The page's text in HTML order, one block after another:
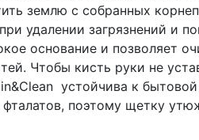
землю с собранных
удалении загрязнений и
основание и позволяет
Чтобы кисть руки не
устойчива к
поэтому щетку